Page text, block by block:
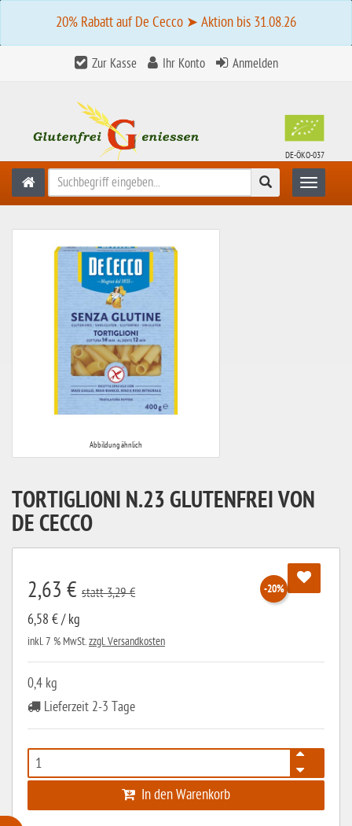
20% Rabatt auf De Cecco ➤ Aktion bis 31.08.26
Zur Kasse Ihr Konto Anmelden
DE-ÖKO-037
Suchen Toggle
Abbildung ähnlich
TORTIGLIONI N.23 GLUTENFREI VON
DE CECCO
2,63 € -20%
statt 3,29 €
6,58 € / kg
inkl. 7 % MwSt.zzgl. Versandkosten
0,4 kg
Lieferzeit 2-3 Tage
In den Warenkorb